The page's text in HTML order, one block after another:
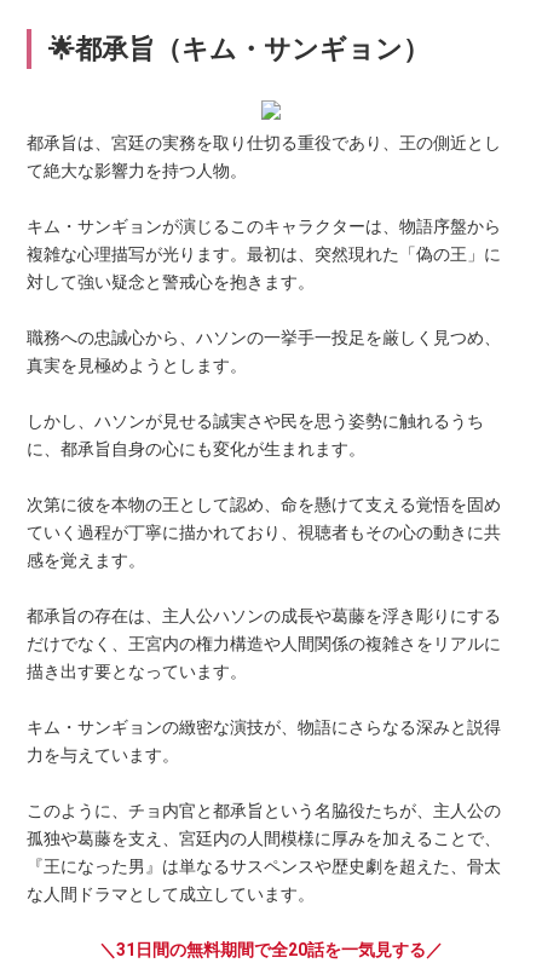
🌟都承旨（キム・サンギョン）
都承旨は、宮廷の実務を取り仕切る重役であり、王の側近とし
て絶大な影響力を持つ人物。
キム・サンギョンが演じるこのキャラクターは、物語序盤から
複雑な心理描写が光ります。最初は、突然現れた「偽の王」に
対して強い疑念と警戒心を抱きます。
職務への忠誠心から、ハソンの一挙手一投足を厳しく見つめ、
真実を見極めようとします。
しかし、ハソンが見せる誠実さや民を思う姿勢に触れるうち
に、都承旨自身の心にも変化が生まれます。
次第に彼を本物の王として認め、命を懸けて支える覚悟を固め
ていく過程が丁寧に描かれており、視聴者もその心の動きに共
感を覚えます。
都承旨の存在は、主人公ハソンの成長や葛藤を浮き彫りにする
だけでなく、王宮内の権力構造や人間関係の複雑さをリアルに
描き出す要となっています。
キム・サンギョンの緻密な演技が、物語にさらなる深みと説得
力を与えています。
このように、チョ内官と都承旨という名脇役たちが、主人公の
孤独や葛藤を支え、宮廷内の人間模様に厚みを加えることで、
『王になった男』は単なるサスペンスや歴史劇を超えた、骨太
な人間ドラマとして成立しています。
＼31日間の無料期間で全20話を一気見する／